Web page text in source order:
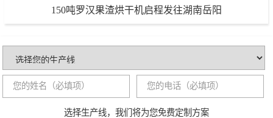
150吨罗汉果渣烘干机启程发往湖南岳阳
150吨罗汉果渣烘干机启程发往湖南岳阳
生产能力：150吨/天 项目地点：湖南岳阳
选择生产线，我们将为您免费定制方案